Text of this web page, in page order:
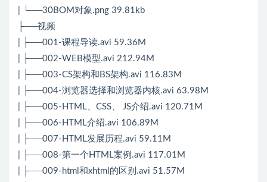
| └──30BOM对象.png 39.81kb
├──视频
| ├──001-课程导读.avi 59.36M
| ├──002-WEB模型.avi 212.94M
| ├──003-CS架构和BS架构.avi 116.83M
| ├──004-浏览器选择和浏览器内核.avi 63.98M
| ├──005-HTML、CSS、 JS介绍.avi 120.71M
| ├──006-HTML介绍.avi 106.89M
| ├──007-HTML发展历程.avi 59.11M
| ├──008-第一个HTML案例.avi 117.01M
| ├──009-html和xhtml的区别.avi 51.57M